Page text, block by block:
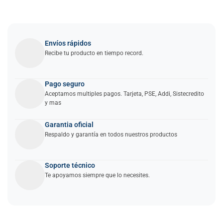
Envíos rápidos
Recibe tu producto en tiempo record.
Pago seguro
Aceptamos multiples pagos. Tarjeta, PSE, Addi, Sistecredito
y mas
Garantia oficial
Respaldo y garantía en todos nuestros productos
Soporte técnico
Te apoyamos siempre que lo necesites.